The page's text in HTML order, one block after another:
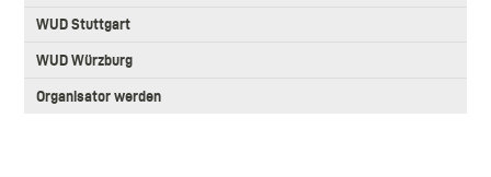
WUD Stuttgart
WUD Würzburg
Organisator werden